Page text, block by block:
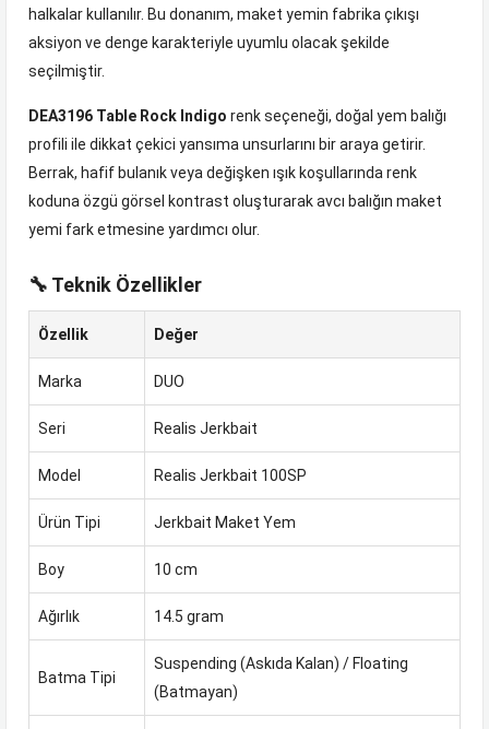
halkalar kullanılır. Bu donanım, maket yemin fabrika çıkışı
aksiyon ve denge karakteriyle uyumlu olacak şekilde
seçilmiştir.
DEA3196 Table Rock Indigo renk seçeneği, doğal yem balığı
profili ile dikkat çekici yansıma unsurlarını bir araya getirir.
Berrak, hafif bulanık veya değişken ışık koşullarında renk
koduna özgü görsel kontrast oluşturarak avcı balığın maket
yemi fark etmesine yardımcı olur.
🔧 Teknik Özellikler
Özellik Değer
Marka DUO
Seri Realis Jerkbait
Model Realis Jerkbait 100SP
Ürün Tipi Jerkbait Maket Yem
Boy 10 cm
Ağırlık 14.5 gram
Batma Tipi
Suspending (Askıda Kalan) / Floating
(Batmayan)